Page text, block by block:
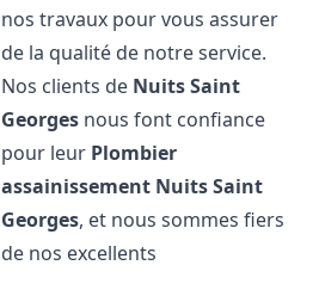
nos travaux pour vous assurer
de la qualité de notre service.
Nos clients de Nuits Saint
Georges nous font confiance
pour leur Plombier
assainissement Nuits Saint
Georges, et nous sommes fiers
de nos excellents